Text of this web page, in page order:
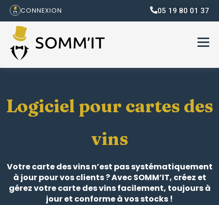
CONNEXION 05 19 80 01 37
Logiciel pour cartes des
vins
Votre carte des vins n’est pas systématiquement
à jour pour vos clients ? Avec SOMM’IT, créez et
gérez votre carte des vins facilement, toujours à
jour et conforme à vos stocks !